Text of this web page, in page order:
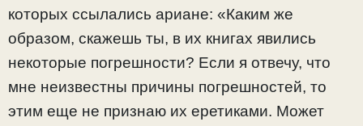
которых ссылались ариане: «Каким же
образом, скажешь ты, в их книгах явились
некоторые погрешности? Если я отвечу, что
мне неизвестны причины погрешностей, то
этим еще не признаю их еретиками. Может